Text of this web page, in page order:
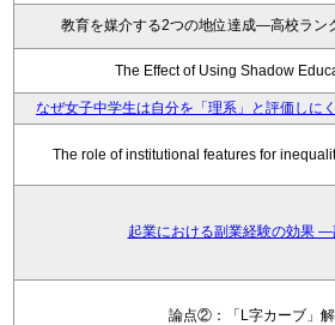
教育を媒介する2つの地位達成―高校ラ
The Effect of Using Shadow
なぜ女子中学生は自分を「理系」と評価しに
The role of institutional features for
起業における副業経験の効果
論点②：「L字カーブ」